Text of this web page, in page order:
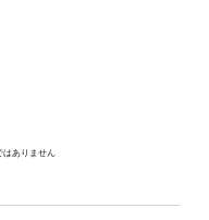
はありません